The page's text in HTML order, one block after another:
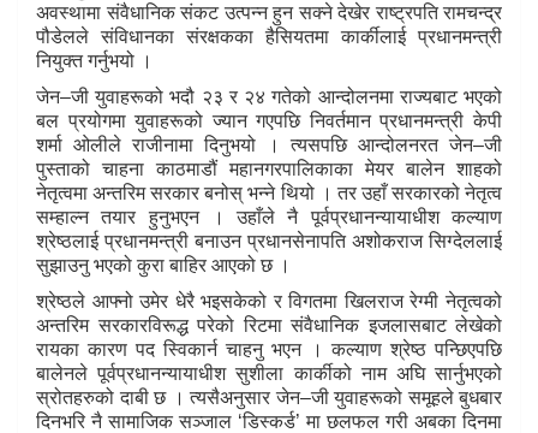
अवस्थामा संवैधानिक संकट उत्पन्न हुन सक्ने देखेर राष्ट्रपति रामचन्द्र
पौडेलले संविधानका संरक्षकका हैसियतमा कार्कीलाई प्रधानमन्त्री
नियुक्त गर्नुभयो ।
जेन–जी युवाहरूको भदौ २३ र २४ गतेको आन्दोलनमा राज्यबाट भएको
बल प्रयोगमा युवाहरूको ज्यान गएपछि निवर्तमान प्रधानमन्त्री केपी
शर्मा ओलीले राजीनामा दिनुभयो । त्यसपछि आन्दोलनरत जेन–जी
पुस्ताको चाहना काठमाडौं महानगरपालिकाका मेयर बालेन शाहको
नेतृत्वमा अन्तरिम सरकार बनोस् भन्ने थियो । तर उहाँ सरकारको नेतृत्व
सम्हाल्न तयार हुनुभएन । उहाँले नै पूर्वप्रधानन्यायाधीश कल्याण
श्रेष्ठलाई प्रधानमन्त्री बनाउन प्रधानसेनापति अशोकराज सिग्देललाई
सुझाउनु भएको कुरा बाहिर आएको छ ।
श्रेष्ठले आफ्नो उमेर धेरै भइसकेको र विगतमा खिलराज रेग्मी नेतृत्वको
अन्तरिम सरकारविरूद्ध परेको रिटमा संवैधानिक इजलासबाट लेखेको
रायका कारण पद स्विकार्न चाहनु भएन । कल्याण श्रेष्ठ पन्छिएपछि
बालेनले पूर्वप्रधानन्यायाधीश सुशीला कार्कीको नाम अघि सार्नुभएको
स्रोतहरुको दाबी छ । त्यसैअनुसार जेन–जी युवाहरूको समूहले बुधबार
दिनभरि नै सामाजिक सञ्जाल ‘डिस्कर्ड’ मा छलफल गरी अबका दिनमा